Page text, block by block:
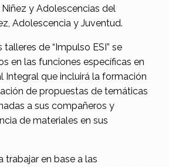
y Adolescencias del
Adolescencia y Juventud.
de “Impulso ESI” se
en las funciones específicas en
Integral que incluirá la formación
de propuestas de temáticas
a sus compañeros y
de materiales en sus
trabajar en base a las